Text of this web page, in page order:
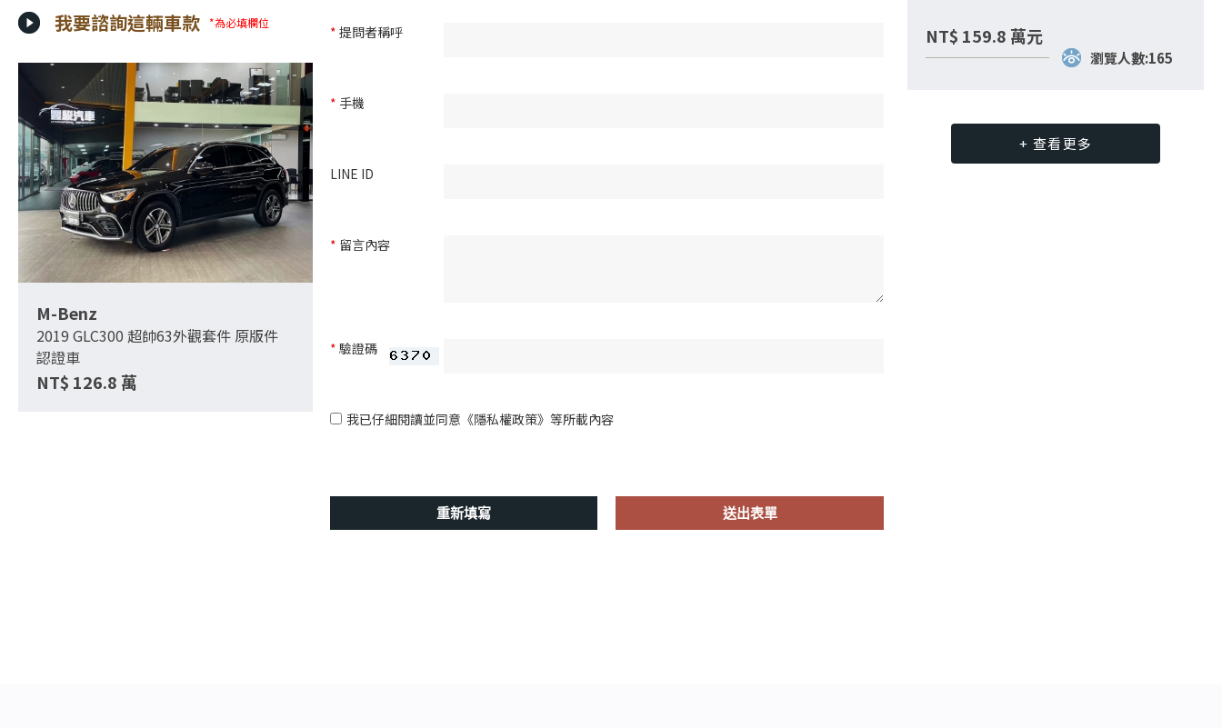
我要諮詢這輛車款 *為必填欄位
M-Benz
2019 GLC300 超帥63外觀套件 原版件
認證車
NT$ 126.8 萬
* 提問者稱呼
* 手機
LINE ID
* 留言內容
* 驗證碼
我已仔細閱讀並同意 《隱私權政策》 等所載內容
NT$ 159.8 萬元
瀏覽人數:165
+ 查看更多